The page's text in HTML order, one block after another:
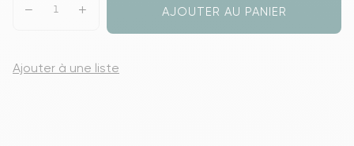
AJOUTER AU PANIER
Ajouter à une liste